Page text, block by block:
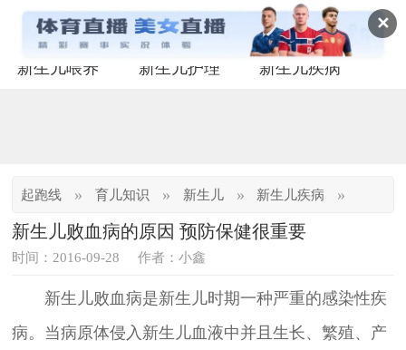
✕
新生儿喂养 新生儿护理 新生儿疾病
起跑线 » 育儿知识 » 新生儿 » 新生儿疾病 »
新生儿败血病的原因 预防保健很重要
时间：2016-09-28 作者：小鑫
新生儿败血病是新生儿时期一种严重的感染性疾
病。当病原体侵入新生儿血液中并且生长、繁殖、产